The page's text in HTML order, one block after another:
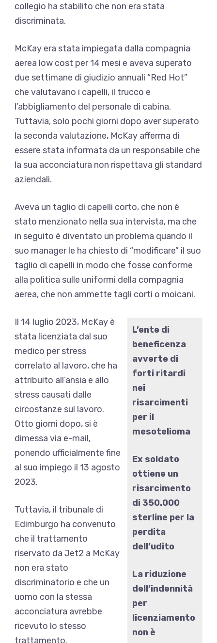
collegio ha stabilito che non era stata
discriminata.
McKay era stata impiegata dalla compagnia
aerea low cost per 14 mesi e aveva superato
due settimane di giudizio annuali “Red Hot”
che valutavano i capelli, il trucco e
l’abbigliamento del personale di cabina.
Tuttavia, solo pochi giorni dopo aver superato
la seconda valutazione, McKay afferma di
essere stata informata da un responsabile che
la sua acconciatura non rispettava gli standard
aziendali.
Aveva un taglio di capelli corto, che non è
stato menzionato nella sua intervista, ma che
in seguito è diventato un problema quando il
suo manager le ha chiesto di “modificare” il suo
taglio di capelli in modo che fosse conforme
alla politica sulle uniformi della compagnia
aerea, che non ammette tagli corti o moicani.
L’ente di
beneficenza
avverte di
forti ritardi
nei
risarcimenti
per il
mesotelioma
Ex soldato
ottiene un
risarcimento
di 350.000
sterline per la
perdita
dell’udito
La riduzione
dell’indennità
per
licenziamento
non è
Il 14 luglio 2023, McKay è
stata licenziata dal suo
medico per stress
correlato al lavoro, che ha
attribuito all’ansia e allo
stress causati dalle
circostanze sul lavoro.
Otto giorni dopo, si è
dimessa via e-mail,
ponendo ufficialmente fine
al suo impiego il 13 agosto
2023.
Tuttavia, il tribunale di
Edimburgo ha convenuto
che il trattamento
riservato da Jet2 a McKay
non era stato
discriminatorio e che un
uomo con la stessa
acconciatura avrebbe
ricevuto lo stesso
trattamento.